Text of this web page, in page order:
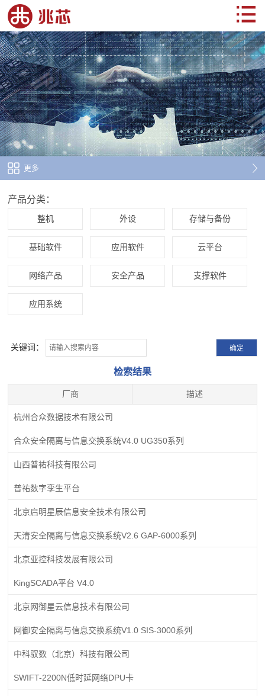
更多
检索结果
厂商 描述
产品分类：
整机 外设 存储与备份
基础软件 应用软件 云平台
网络产品 安全产品 支撑软件
应用系统
关键词：
杭州合众数据技术有限公司
合众安全隔离与信息交换系统V4.0 UG350系列
山西普祐科技有限公司
普祐数字孪生平台
北京启明星辰信息安全技术有限公司
天清安全隔离与信息交换系统V2.6 GAP-6000系列
北京亚控科技发展有限公司
KingSCADA平台 V4.0
北京网御星云信息技术有限公司
网御安全隔离与信息交换系统V1.0 SIS-3000系列
中科驭数（北京）科技有限公司
SWIFT-2200N低时延网络DPU卡